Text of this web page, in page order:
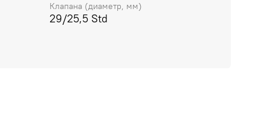
Клапана (диаметр, мм)
29/25,5 Std